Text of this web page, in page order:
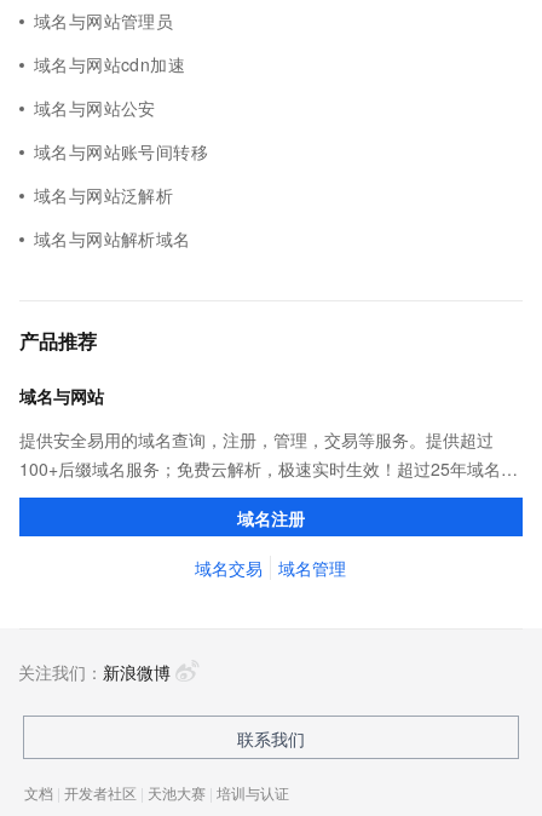
域名与网站管理员
域名与网站cdn加速
域名与网站公安
域名与网站账号间转移
域名与网站泛解析
域名与网站解析域名
产品推荐
域名与网站
提供安全易用的域名查询，注册，管理，交易等服务。提供超过
100+后缀域名服务；免费云解析，极速实时生效！超过25年域名服
务经验，累计超过4000万个域名在阿里云注册，连续多年市场NO.1
域名注册
域名交易 域名管理
关注我们： 新浪微博
联系我们
文档 | 开发者社区 | 天池大赛 | 培训与认证